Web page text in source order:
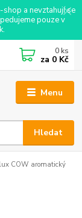
a nevztahují se
pouze v
Menu
Hledat
0 ks
za 0 Kč
COW aromatický